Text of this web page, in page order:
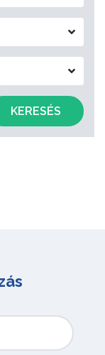
KERESÉS